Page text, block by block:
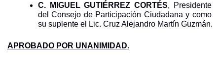
C. MIGUEL GUTIÉRREZ CORTÉS, Presidente
del Consejo de Participación Ciudadana y como
su suplente el Lic. Cruz Alejandro Martín Guzmán.
APROBADO POR UNANIMIDAD.